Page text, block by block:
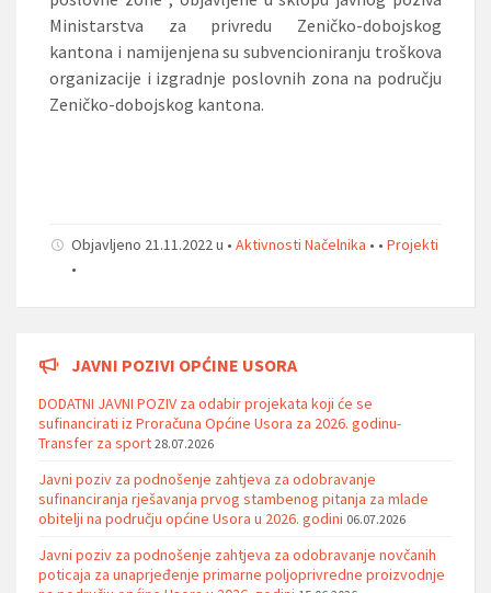
Ministarstva za privredu Zeničko-dobojskog
kantona i namijenjena su subvencioniranju troškova
organizacije i izgradnje poslovnih zona na području
Zeničko-dobojskog kantona.
Objavljeno 21.11.2022 u • Aktivnosti Načelnika • • Projekti
•
JAVNI POZIVI OPĆINE USORA
DODATNI JAVNI POZIV za odabir projekata koji će se
sufinancirati iz Proračuna Općine Usora za 2026. godinu-
Transfer za sport 28.07.2026
Javni poziv za podnošenje zahtjeva za odobravanje
sufinanciranja rješavanja prvog stambenog pitanja za mlade
obitelji na području općine Usora u 2026. godini 06.07.2026
Javni poziv za podnošenje zahtjeva za odobravanje novčanih
poticaja za unaprjeđenje primarne poljoprivredne proizvodnje